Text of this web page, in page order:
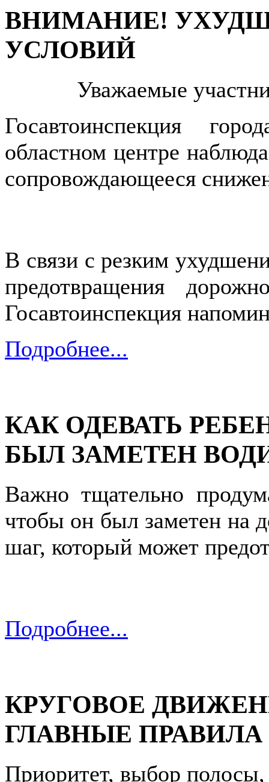
ВНИМАНИЕ!
УСЛОВИЙ
Уважаемые
Госавтоинспекция
областном центре
сопровождающееся
В связи с резким
предотвращения
Госавтоинспекция
Подробнее...
КАК ОДЕВАТЬ
БЫЛ ЗАМЕТЕН
Важно тщательно
чтобы он был заметен на
шаг, который может
Подробнее...
КРУГОВОЕ
ГЛАВНЫЕ
Приоритет, выбор полосы,